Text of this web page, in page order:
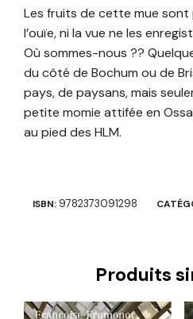
Les fruits de cette mue sont
l’ouïe, ni la vue ne les
Où sommes-nous ??
du côté de Bochum ou de
pays, de paysans, mais
petite momie attifée en
au pied des HLM.
ISBN: 9782373091298
Produits